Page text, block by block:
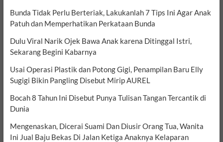
Bunda Tidak Perlu Berteriak, Lakukanlah 7 Tips Ini Agar Anak
Patuh dan Memperhatikan Perkataan Bunda
Dulu Viral Narik Ojek Bawa Anak karena Ditinggal Istri,
Sekarang Begini Kabarnya
Usai Operasi Plastik dan Potong Gigi, Penampilan Baru Elly
Sugigi Bikin Pangling Disebut Mirip AUREL
Bocah 8 Tahun Ini Disebut Punya Tulisan Tangan Tercantik di
Dunia
Mengenaskan, Dicerai Suami Dan Diusir Orang Tua, Wanita
Ini Jual Baju Bekas Di Jalan Ketiga Anaknya Kelaparan